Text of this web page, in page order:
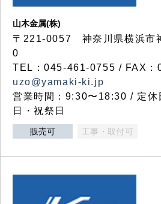
山木金属(株)
〒221-0057 神奈川県横浜市
0
TEL：045-461-0755 / FAX
uzo@yamaki-ki.jp
営業時間：9:30〜18:30 / 定休
日・祝祭日
販売可 工事・取付可